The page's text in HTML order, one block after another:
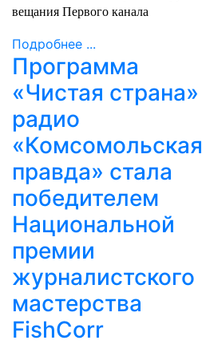
вещания Первого канала
Подробнее ...
Программа
«Чистая страна»
радио
«Комсомольская
правда» стала
победителем
Национальной
премии
журналистского
мастерства
FishCorr